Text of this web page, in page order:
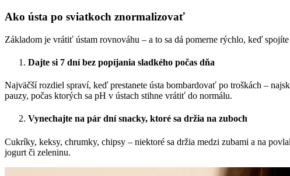
Ako ústa po sviatkoch znormalizovať
Základom je vrátiť ústam rovnováhu – a to sa dá pomerne rýchlo, keď
Dajte si 7 dní bez popíjania sladkého počas dňa
Najväčší rozdiel spraví, keď prestanete ústa bombardovať po troškách –
pauzy, počas ktorých sa pH v ústach stihne vrátiť do normálu.
Vynechajte na pár dní snacky, ktoré sa držia na zuboch
Cukríky, keksy, chrumky, chipsy – niektoré sa držia medzi zubami a na
jogurt či zeleninu.